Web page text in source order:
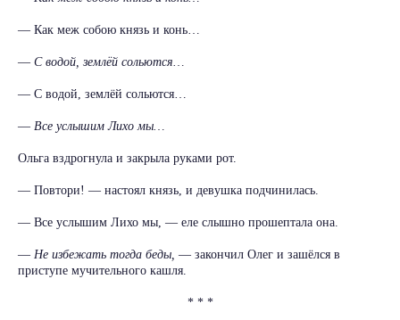
— Как меж собою князь и конь…
— С водой, землёй сольются…
— С водой, землёй сольются…
— Все услышим Лихо мы…
Ольга вздрогнула и закрыла руками рот.
— Повтори! — настоял князь, и девушка подчинилась.
— Все услышим Лихо мы, — еле слышно прошептала она.
— Не избежать тогда беды, — закончил Олег и зашёлся в
приступе мучительного кашля.
* * *